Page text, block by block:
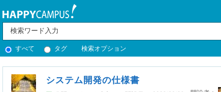
すべて タグ 検索オプション
システム開発の仕様書